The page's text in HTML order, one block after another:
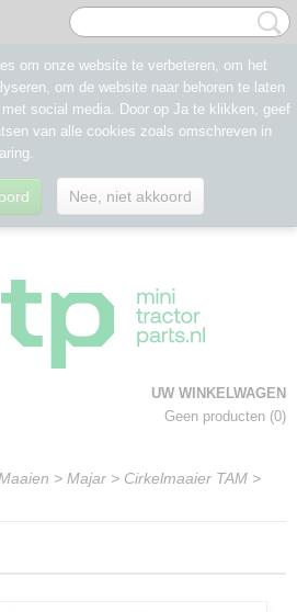
UW WINKELWAGEN
Geen producten (0)
> Majar > Cirkelmaaier TAM >
om onze website te verbeteren, om het
om de website naar behoren te laten
social media. Door op Ja te klikken, geef
van alle cookies zoals omschreven in
Nee, niet akkoord